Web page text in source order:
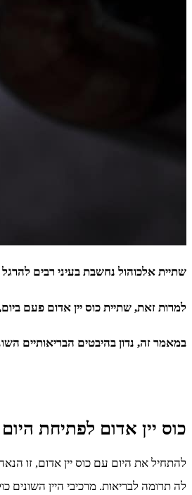
שתיית אלכוהול נחשבת בעיני רבים
למרות זאת, שתיית כוס יין אדום פעם
במאמר זה, נדון בהיבטים הבריאותיים
כוס יין אדום לפתיחת
להתחיל את היום עם כוס יין אדום, זו
לה תרומה לבריאות. מרכיבי היין